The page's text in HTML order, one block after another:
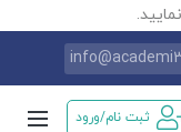
ثبت نام/ورود